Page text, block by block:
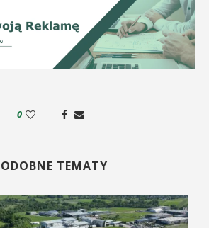
0
TEMATY